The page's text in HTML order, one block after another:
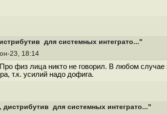
для системных интеграто..."
23, 18:14
физ лица никто не говорил. В любом случае
т.к. усилий надо дофига.
дистрибутив для системных интеграто..."